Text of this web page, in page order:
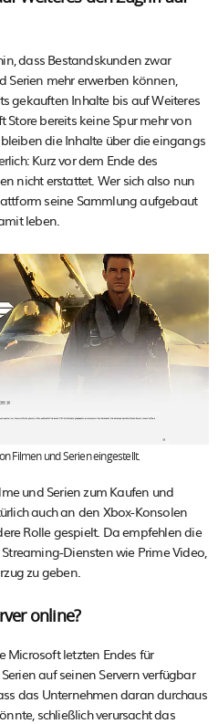
dass Bestandskunden zwar
Serien mehr erwerben können,
gekauften Inhalte bis auf Weiteres
bereits keine Spur mehr von
die Inhalte über die eingangs
Kurz vor dem Ende des
nicht erstattet. Wer sich also nun
seine Sammlung aufgebaut
leben.
Filmen und Serien eingestellt.
und Serien zum Kaufen und
auch an den Xbox-Konsolen
Rolle gespielt. Da empfehlen die
Diensten wie Prime Video,
zu geben.
online?
Microsoft letzten Endes für
auf seinen Servern verfügbar
das Unternehmen daran durchaus
schließlich verursacht das